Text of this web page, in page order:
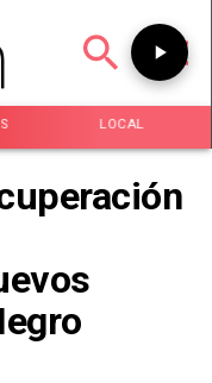
LOCAL